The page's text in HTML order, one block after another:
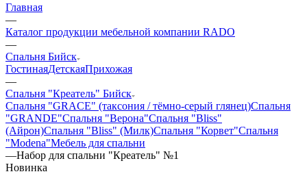
Главная
—
Каталог продукции мебельной компании RADO
—
Спальня Бийск
ГостинаяДетскаяПрихожая
—
Спальня "Креатель" Бийск
Спальня "GRACE" (таксония / тёмно-серый глянец)Спальня
"GRANDE"Спальня "Верона"Спальня "Bliss"
(Айрон)Спальня "Bliss" (Милк)Спальня "Корвет"Спальня
"Modena"Мебель для спальни
—Набор для спальни "Креатель" №1
Новинка